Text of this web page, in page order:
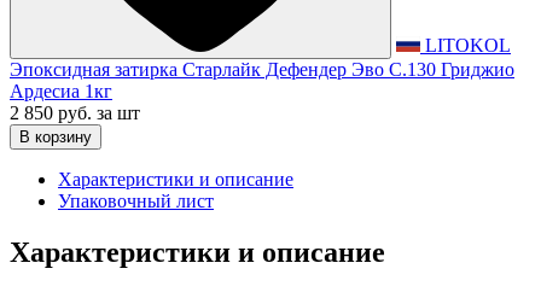
LITOKOL
Эпоксидная затирка Старлайк Дефендер Эво С.130 Гриджио
Ардесиа 1кг
2 850 руб. за шт
В корзину
Характеристики и описание
Упаковочный лист
Характеристики и описание